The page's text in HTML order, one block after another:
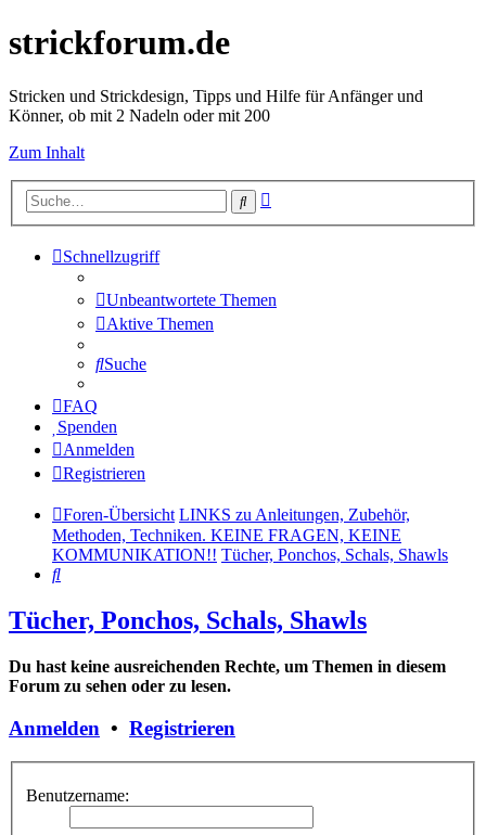
strickforum.de
Stricken und Strickdesign, Tipps und Hilfe für Anfänger und
Könner, ob mit 2 Nadeln oder mit 200
Zum Inhalt
Suche
Schnellzugriff
Unbeantwortete Themen
Aktive Themen
Suche
FAQ
Spenden
Anmelden
Registrieren
Foren-Übersicht LINKS zu Anleitungen, Zubehör,
Methoden, Techniken. KEINE FRAGEN, KEINE
KOMMUNIKATION!! Tücher, Ponchos, Schals, Shawls
Suche
Tücher, Ponchos, Schals, Shawls
Du hast keine ausreichenden Rechte, um Themen in diesem
Forum zu sehen oder zu lesen.
Anmelden • Registrieren
Benutzername: